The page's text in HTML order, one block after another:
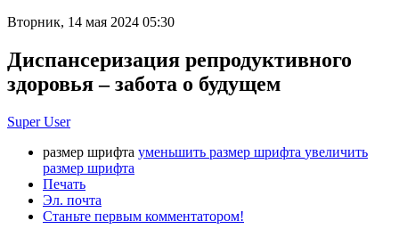
Вторник, 14 мая 2024 05:30
Диспансеризация репродуктивного
здоровья – забота о будущем
Super User
размер шрифта уменьшить размер шрифта увеличить
размер шрифта
Печать
Эл. почта
Станьте первым комментатором!